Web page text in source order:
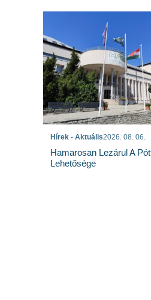
Hírek - Aktuális2026. 08. 06.
Hamarosan Lezárul A
Lehetősége